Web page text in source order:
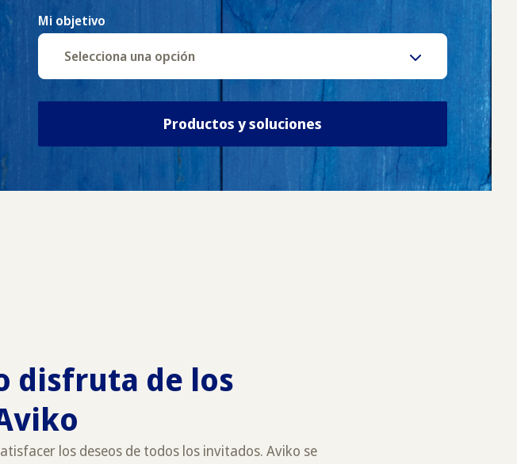
Mi objetivo
Selecciona una opción
Productos y soluciones
disfruta de los
los deseos de todos los invitados. Aviko se